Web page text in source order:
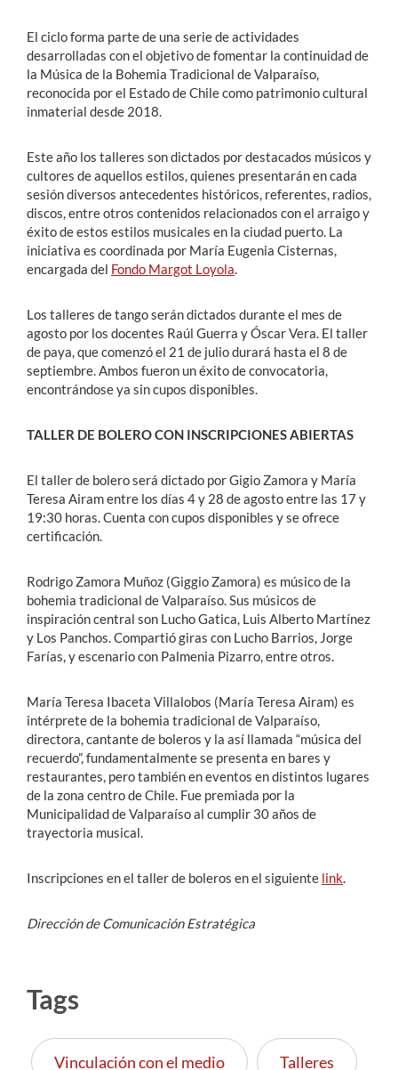
El ciclo forma parte de una serie de actividades
desarrolladas con el objetivo de fomentar la continuidad de
la Música de la Bohemia Tradicional de Valparaíso,
reconocida por el Estado de Chile como patrimonio cultural
inmaterial desde 2018.
Este año los talleres son dictados por destacados músicos y
cultores de aquellos estilos, quienes presentarán en cada
sesión diversos antecedentes históricos, referentes, radios,
discos, entre otros contenidos relacionados con el arraigo y
éxito de estos estilos musicales en la ciudad puerto. La
iniciativa es coordinada por María Eugenia Cisternas,
encargada del Fondo Margot Loyola
Los talleres de tango serán dictados durante el mes de
agosto por los docentes Raúl Guerra y Óscar Vera. El taller
de paya, que comenzó el 21 de julio durará hasta el 8 de
septiembre. Ambos fueron un éxito de convocatoria,
encontrándose ya sin cupos disponibles.
TALLER DE BOLERO CON INSCRIPCIONES ABIERTAS
El taller de bolero será dictado por Gigio Zamora y María
Teresa Airam entre los días 4 y 28 de agosto entre las 17 y
19:30 horas. Cuenta con cupos disponibles y se ofrece
certificación.
Rodrigo Zamora Muñoz (Giggio Zamora) es músico de la
bohemia tradicional de Valparaíso. Sus músicos de
inspiración central son Lucho Gatica, Luis Alberto Martínez
y Los Panchos. Compartió giras con Lucho Barrios, Jorge
Farías, y escenario con Palmenia Pizarro, entre otros.
María Teresa Ibaceta Villalobos (María Teresa Airam) es
intérprete de la bohemia tradicional de Valparaíso,
directora, cantante de boleros y la así llamada “música del
recuerdo”, fundamentalmente se presenta en bares y
restaurantes, pero también en eventos en distintos lugares
de la zona centro de Chile. Fue premiada por la
Municipalidad de Valparaíso al cumplir 30 años de
trayectoria musical.
Inscripciones en el taller de boleros en el siguiente link
Dirección de Comunicación Estratégica
Tags
Vinculación con el medio Talleres